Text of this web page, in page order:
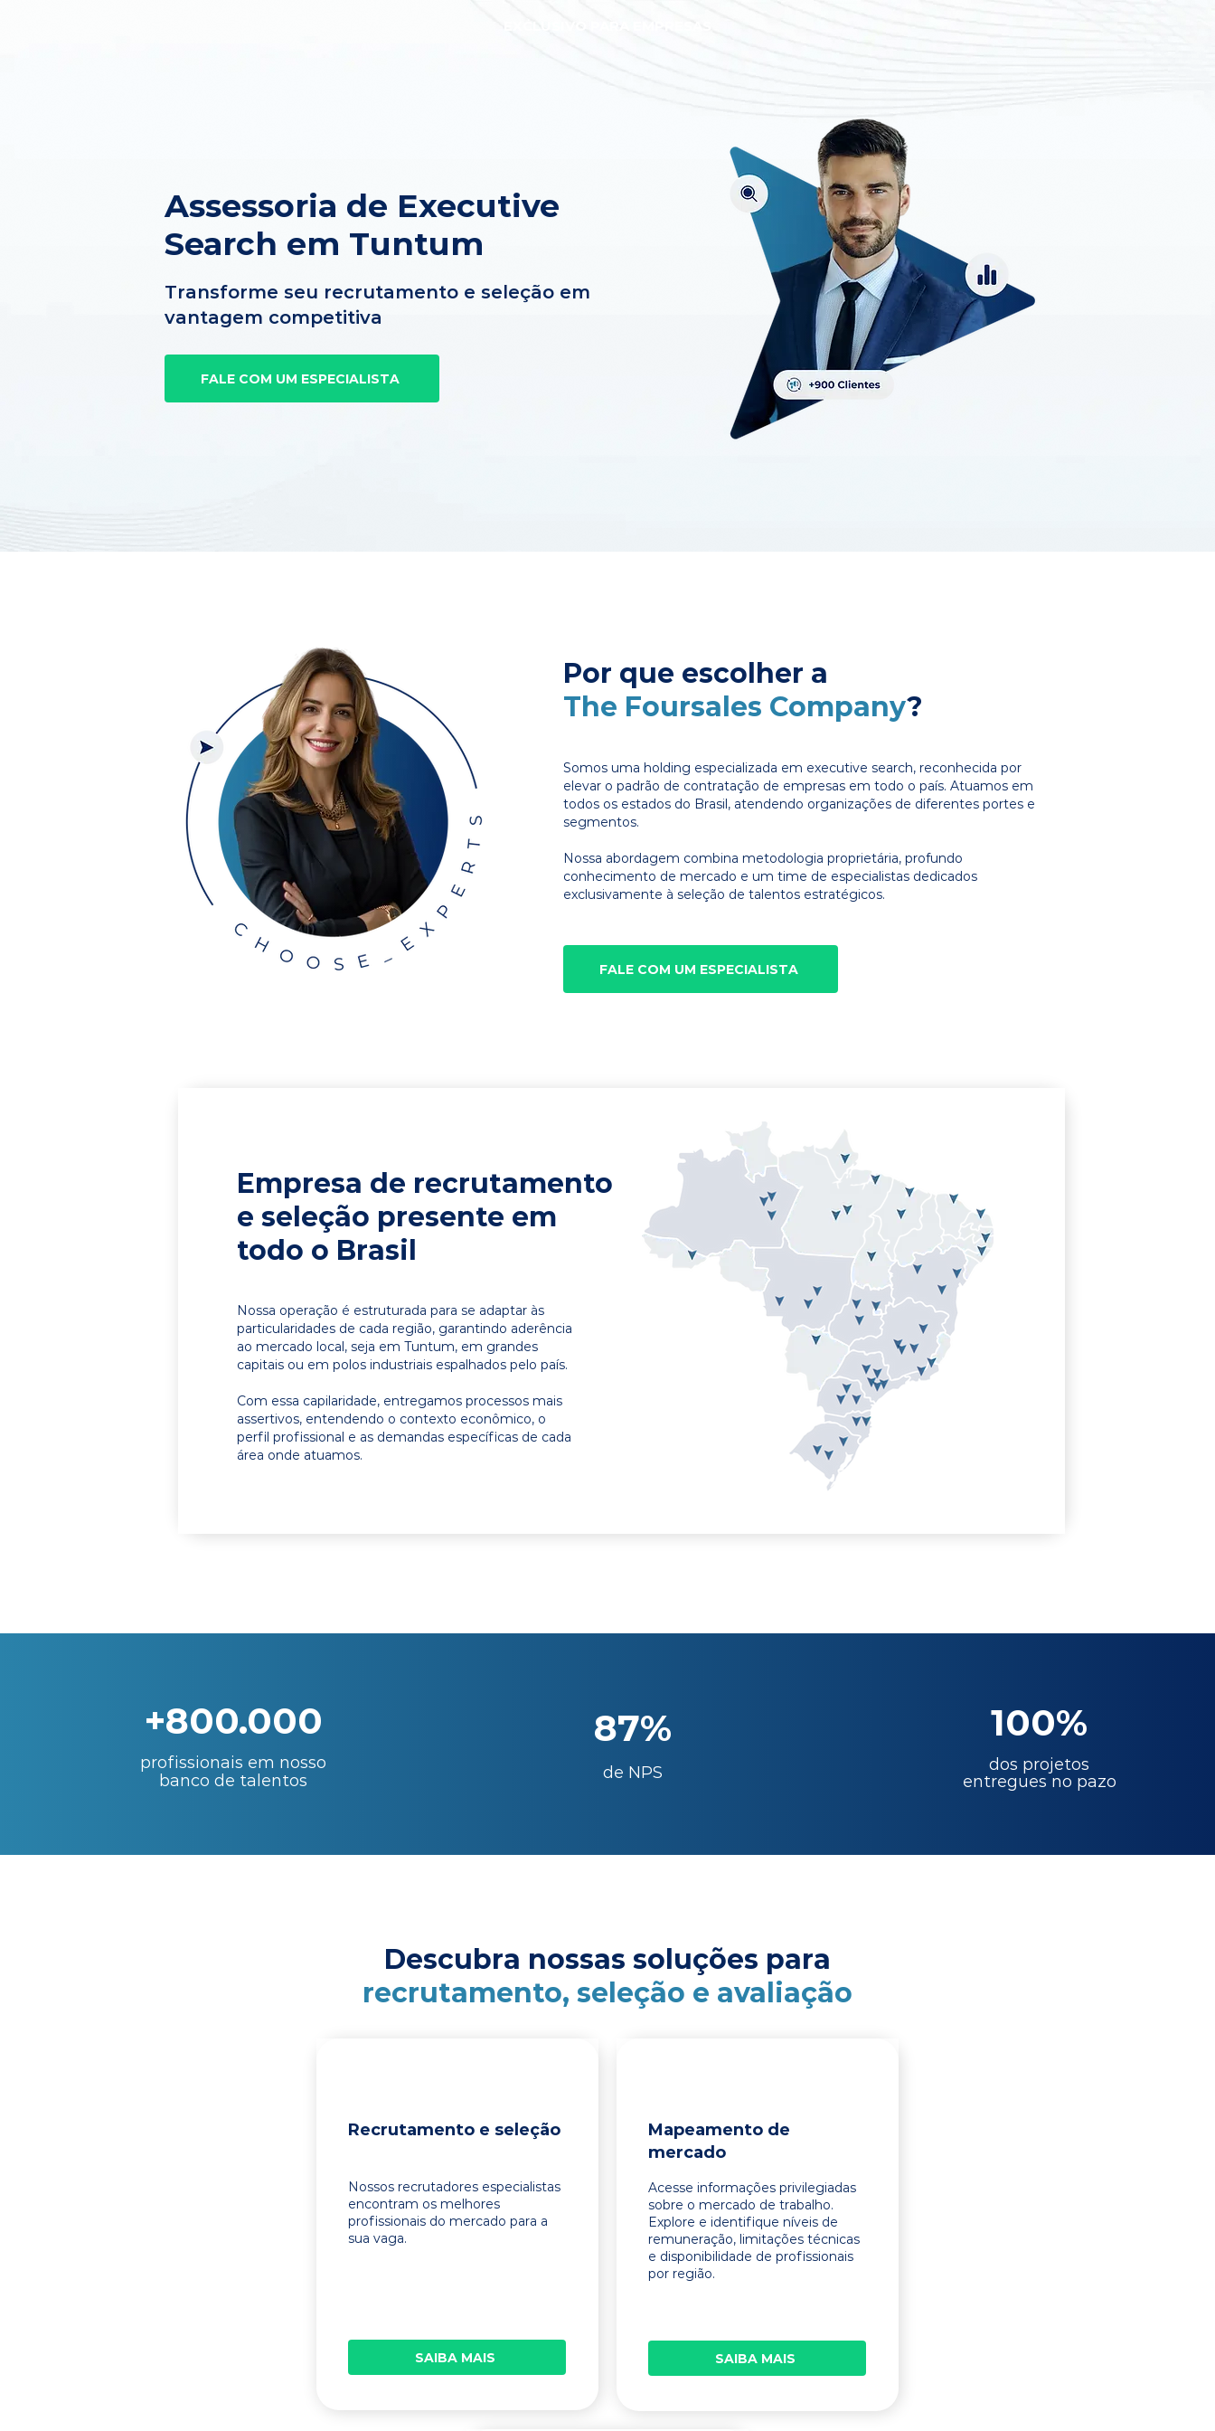
Assessoria de Executive
Search em Tuntum
Transforme seu recrutamento e seleção em
vantagem competitiva
FALE COM UM ESPECIALISTA
Por que escolher a
The Foursales Company?
Somos uma holding especializada em executive search, reconhecida por
elevar o padrão de contratação de empresas em todo o país. Atuamos em
todos os estados do Brasil, atendendo organizações de diferentes portes e
segmentos.
Nossa abordagem combina metodologia proprietária, profundo
conhecimento de mercado e um time de especialistas dedicados
exclusivamente à seleção de talentos estratégicos.
FALE COM UM ESPECIALISTA
Empresa de recrutamento
e seleção presente em
todo o Brasil
Nossa operação é estruturada para se adaptar às
particularidades de cada região, garantindo aderência
ao mercado local, seja em Tuntum, em grandes
capitais ou em polos industriais espalhados pelo país.
Com essa capilaridade, entregamos processos mais
assertivos, entendendo o contexto econômico, o
perfil profissional e as demandas específicas de cada
área onde atuamos.
+800.000
profissionais em nosso
banco de talentos
87%
de NPS
100%
dos projetos
entregues no pazo
Descubra nossas soluções para
recrutamento, seleção e avaliação
Recrutamento e seleção
Nossos recrutadores especialistas
encontram os melhores
profissionais do mercado para a
sua vaga.
SAIBA MAIS
Mapeamento de
mercado
Acesse informações privilegiadas
sobre o mercado de trabalho.
Explore e identifique níveis de
remuneração, limitações técnicas
e disponibilidade de profissionais
por região.
SAIBA MAIS